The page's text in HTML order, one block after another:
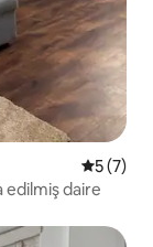
55 (7)
edilmiş daire